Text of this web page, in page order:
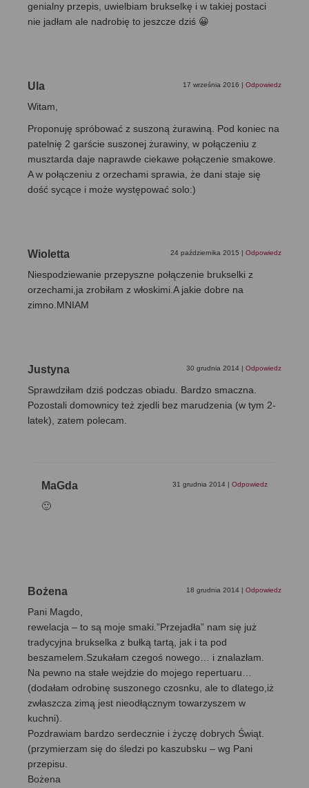
genialny przepis, uwielbiam brukselkę i w takiej postaci
nie jadłam ale nadrobię to jeszcze dziś 😀
Ula 17 września 2016 | Odpowiedz
Witam,
Proponuję spróbować z suszoną żurawiną. Pod koniec na
patelnię 2 garście suszonej żurawiny, w połączeniu z
musztarda daje naprawde ciekawe połączenie smakowe.
A w połączeniu z orzechami sprawia, że dani staje się
dość sycące i może występować solo:)
Wioletta 24 października 2015 | Odpowiedz
Niespodziewanie przepyszne połączenie brukselki z
orzechami,ja zrobiłam z włoskimi.A jakie dobre na
zimno.MNIAM
Justyna 30 grudnia 2014 | Odpowiedz
Sprawdziłam dziś podczas obiadu. Bardzo smaczna.
Pozostali domownicy też zjedli bez marudzenia (w tym 2-
latek), zatem polecam.
MaGda 31 grudnia 2014 | Odpowiedz
🙂
Bożena 18 grudnia 2014 | Odpowiedz
Pani Magdo,
rewelacja – to są moje smaki.”Przejadła” nam się już
tradycyjna brukselka z bułką tartą, jak i ta pod
beszamelem.Szukałam czegoś nowego… i znalazłam.
Na pewno na stałe wejdzie do mojego repertuaru…
(dodałam odrobinę suszonego czosnku, ale to dlatego,iż
zwłaszcza zimą jest nieodłącznym towarzyszem w
kuchni).
Pozdrawiam bardzo serdecznie i życzę dobrych Świąt.
(przymierzam się do śledzi po kaszubsku – wg Pani
przepisu.
Bożena